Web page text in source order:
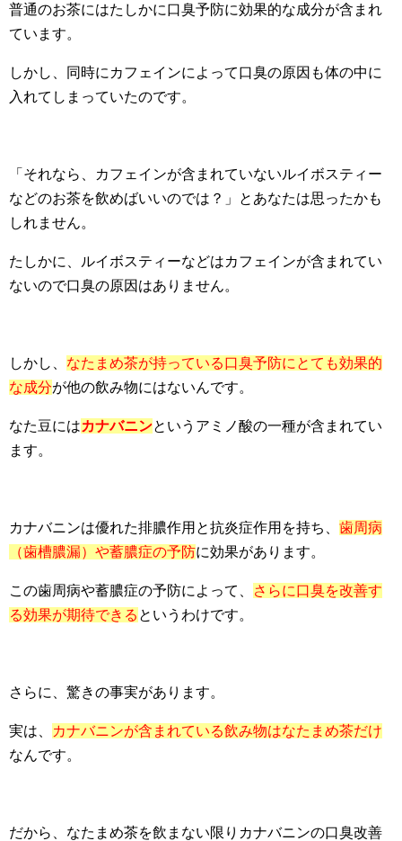
普通のお茶にはたしかに口臭予防に効果的な成分が含まれ
ています。
しかし、同時にカフェインによって口臭の原因も体の中に
入れてしまっていたのです。
「それなら、カフェインが含まれていないルイボスティー
などのお茶を飲めばいいのでは？」とあなたは思ったかも
しれません。
たしかに、ルイボスティーなどはカフェインが含まれてい
ないので口臭の原因はありません。
しかし、 なたまめ茶が持っている口臭予防にとても効果的
な成分が他の飲み物にはないんです。
なた豆にはカナバニンというアミノ酸の一種が含まれてい
ます。
カナバニンは優れた排膿作用と抗炎症作用を持ち、 歯周病
（歯槽膿漏）や蓄膿症の予防に効果があります。
この歯周病や蓄膿症の予防によって、
さらに口臭を改善す
る効果が期待できる というわけです。
さらに、驚きの事実があります。
実は、
カナバニンが含まれている飲み物はなたまめ茶だけ
なんです。
だから、なたまめ茶を飲まない限りカナバニンの口臭改善